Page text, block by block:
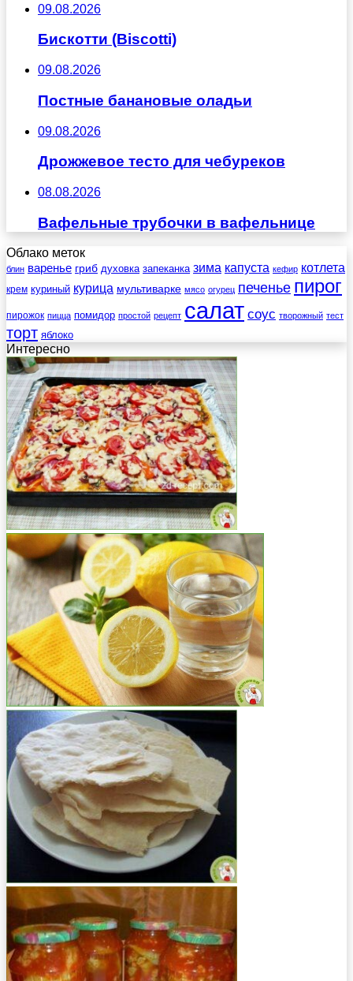
09.08.2026
Бискотти (Biscotti)
09.08.2026
Постные банановые оладьи
09.08.2026
Дрожжевое тесто для чебуреков
08.08.2026
Вафельные трубочки в вафельнице
Облако меток
блин варенье гриб духовка запеканка зима капуста кефир котлета
крем куриный курица мультиварке мясо огурец печенье пирог
пирожок пицца помидор простой рецепт салат соус творожный тест
торт яблоко
Интересно